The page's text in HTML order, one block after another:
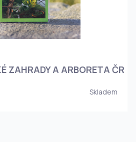
ZAHRADY A ARBORETA ČR
Skladem